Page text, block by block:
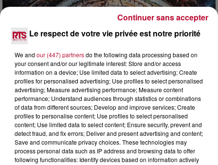
7h21
NÎMES : « LE RÊVE DU GLADIATEUR » INVESTIT
LES ARÈNES CES 3...
Après un franc succès l'été dernier, le spectacle « Le Rêve
du gladiateur » revient illuminer l'amphithéâtre romain les 6,
7 et 8 août. Une fresque nocturne...
Le respect de votre vie privée est notre priorité
We and our (447) partnersdo the following data processing based on
your consent and/or our legitimate interest: Store and/or access
information on a device; Use limited data to select advertising; Create
profiles for personalised advertising; Use profiles to select personalised
advertising; Measure advertising performance; Measure content
performance; Understand audiences through statistics or combinations
of data from different sources; Develop and improve services; Create
profiles to personalise content; Use profiles to select personalised
content; Use limited data to select content; Ensure security, prevent and
detect fraud, and fix errors; Deliver and present advertising and content;
Save and communicate privacy choices. These technologies may
process personal data such as IP address and browsing data to offer
following functionalities: Identify devices based on information actively
Continuer sans accepter